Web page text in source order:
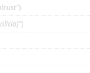
)
)